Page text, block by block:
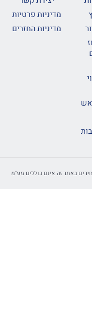
מדיניות פרטיות
מדיניות החזרים